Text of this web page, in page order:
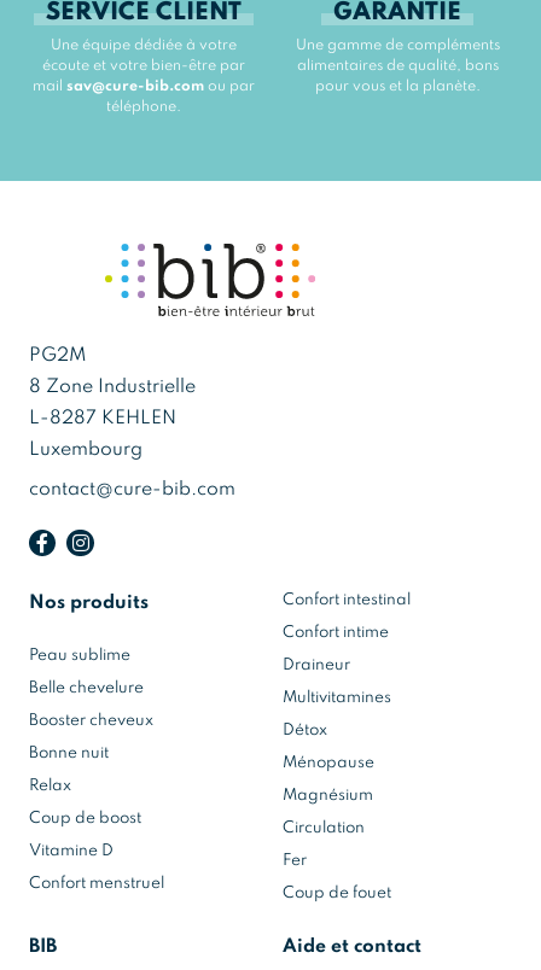
SERVICE CLIENT
Une équipe dédiée à votre
écoute et votre bien-être par
mail sav@cure-bib.com ou par
téléphone.
GARANTIE
Une gamme de compléments
alimentaires de qualité, bons
pour vous et la planète.
PG2M
8 Zone Industrielle
L-8287 KEHLEN
Luxembourg
contact@cure-bib.com
Nos produits
Peau sublime
Belle chevelure
Booster cheveux
Bonne nuit
Relax
Coup de boost
Vitamine D
Confort menstruel
Confort intestinal
Confort intime
Draineur
Multivitamines
Détox
Ménopause
Magnésium
Circulation
Fer
Coup de fouet
BIB Aide et contact